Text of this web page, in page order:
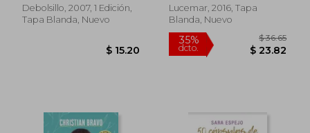
Debolsillo, 2007, 1 Edición,
Tapa Blanda, Nuevo
Lucemar, 2016, Tapa
Blanda, Nuevo